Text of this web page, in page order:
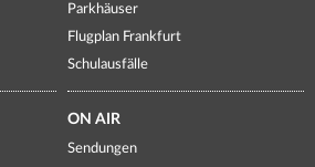
Parkhäuser
Flugplan Frankfurt
Schulausfälle
ON AIR
Sendungen